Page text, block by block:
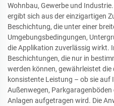
Wohnbau, Gewerbe und
ergibt sich aus der einzigartigen
Beschichtung, die unter einer
Umgebungsbedingungen,
die Applikation zuverlässig wirkt.
Beschichtungen, die nur in
werden können, gewährleistet
konsistente Leistung – ob sie auf
Außenwegen,
Anlagen aufgetragen wird. Die